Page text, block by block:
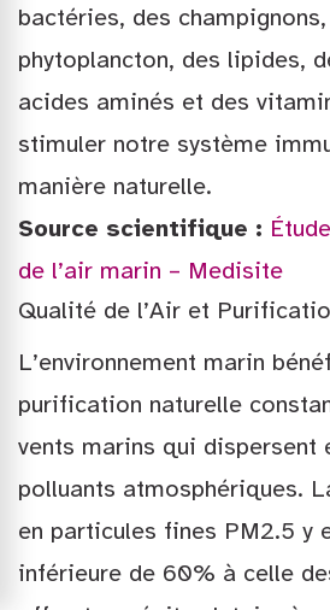
bactéries, des
phytoplancton, des lipides,
acides aminés et des
stimuler notre système
manière naturelle.
Source scientifique :
de l’air marin – Medisite
Qualité de l’Air et
L’environnement marin
purification naturelle
vents marins qui dispersent
polluants atmosphériques.
en particules fines PM2.5 y
inférieure de 60% à celle